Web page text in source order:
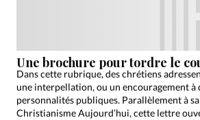
Une brochure pour tordre le
Dans cette rubrique, des chrétiens
une interpellation, ou un encouragement à
personnalités publiques. Parallèlement à
Christianisme Aujourd’hui, cette lettre